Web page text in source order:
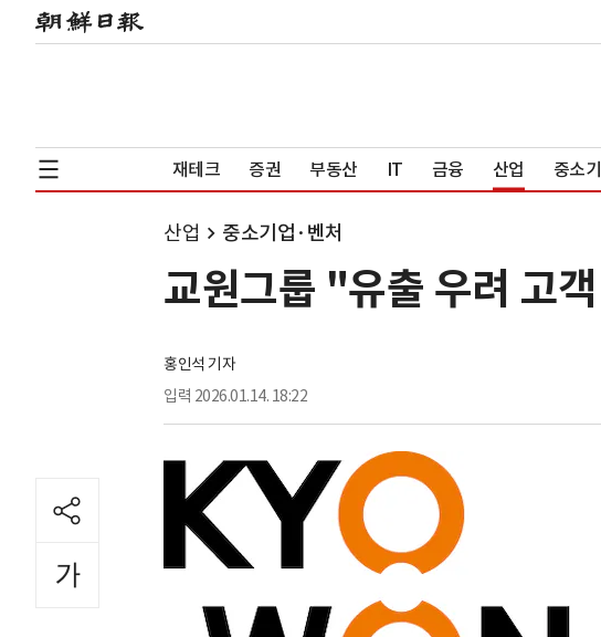
재테크 증권 부동산 IT 금융 산업 중소
산업 중소기업·벤처
교원그룹 "유출 우려 고
홍인석 기자
입력 2026.01.14. 18:22